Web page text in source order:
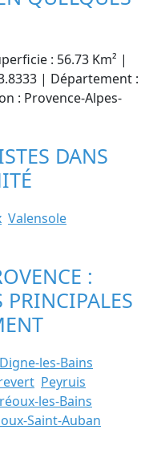
: 56.73 Km² |
| Département :
: Provence-Alpes-
DANS
Valensole
:
PRINCIPALES
Digne-les-Bains
Peyruis
les-Bains
Saint-Auban